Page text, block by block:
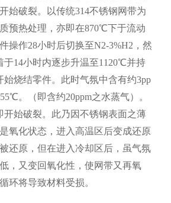
始破裂。以传统314不锈钢网带为
预热处理，亦即在870℃下于流动
操作28小时后切换至N2-3%H2，然
于14小时内逐步升温至1120℃并持
始烧结零件。此时气氛中含有约3pp
。（即含约20ppm之水蒸气）。
开始破裂。此乃因不锈钢表面之薄
氧化状态，进入高温区后变成还原
还原，但在进入冷却区后，虽气氛
，又变回氧化性，使网带又再氧
环将导致材料受损。